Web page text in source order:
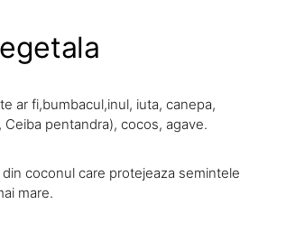
ar fi,bumbacul,inul, iuta, canepa,
pentandra), cocos, agave.
coconul care protejeaza semintele
mare.